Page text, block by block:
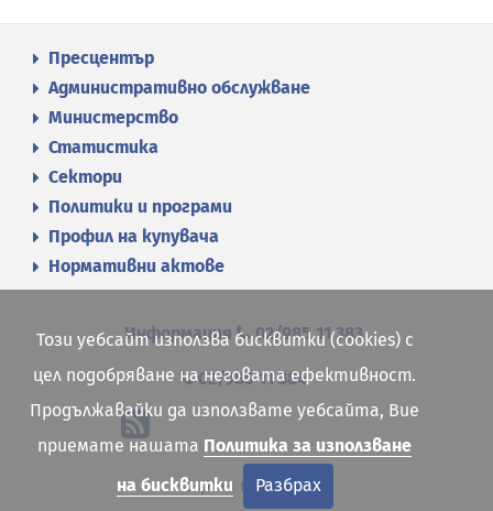
Пресцентър
Административно обслужване
Министерство
Статистика
Сектори
Политики и програми
Профил на купувача
Нормативни актове
Информация 02/985 11 383
02/985 11 384
Карта на сайта
Този уебсайт използва бисквитки (cookies) с
цел подобряване на неговата ефективност.
Продължавайки да използвате уебсайта, Вие
приемате нашата Политика за използване
на бисквитки
Разбрах